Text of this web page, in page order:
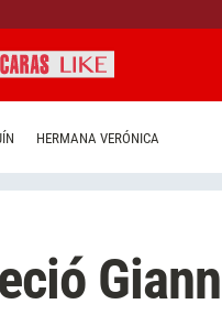
HERMANA VERÓNICA